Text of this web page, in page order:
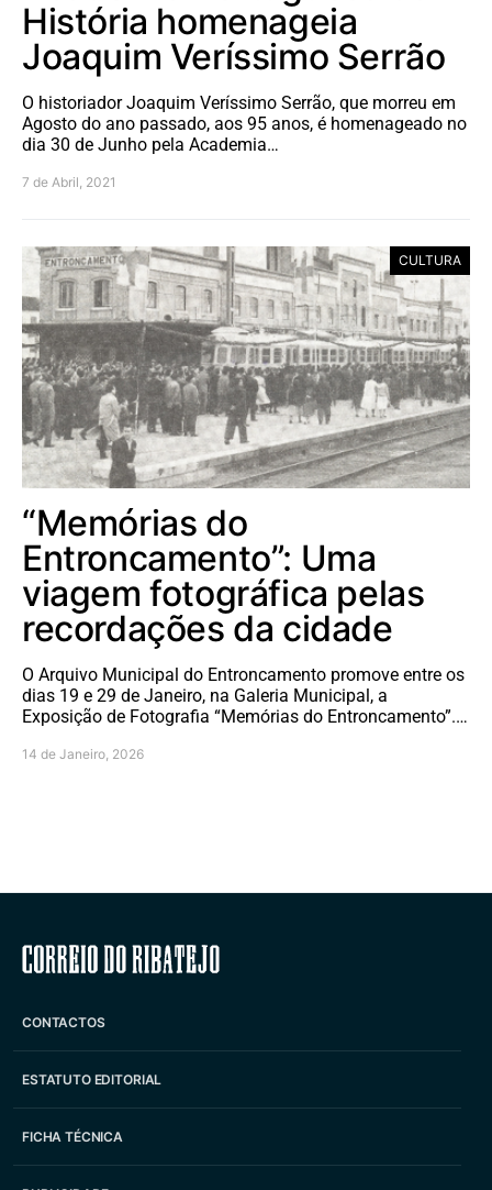
História homenageia
Joaquim Veríssimo Serrão
O historiador Joaquim Veríssimo Serrão, que morreu em
Agosto do ano passado, aos 95 anos, é homenageado no
dia 30 de Junho pela Academia…
7 de Abril, 2021
CULTURA
“Memórias do
Entroncamento”: Uma
viagem fotográfica pelas
recordações da cidade
O Arquivo Municipal do Entroncamento promove entre os
dias 19 e 29 de Janeiro, na Galeria Municipal, a
Exposição de Fotografia “Memórias do Entroncamento”.…
14 de Janeiro, 2026
Correio do Ribatejo
CONTACTOS
ESTATUTO EDITORIAL
FICHA TÉCNICA